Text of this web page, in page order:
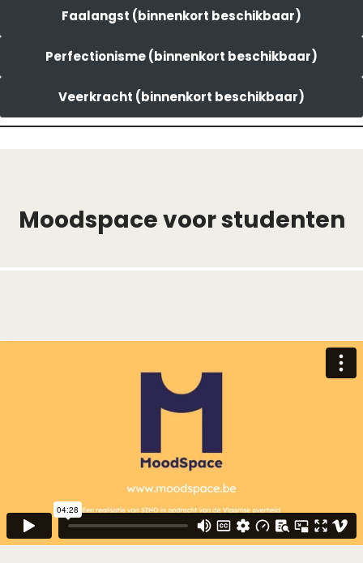
Faalangst (binnenkort beschikbaar)
Perfectionisme (binnenkort beschikbaar)
Veerkracht (binnenkort beschikbaar)
Moodspace voor studenten